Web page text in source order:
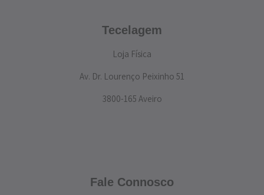
Tecelagem
Loja Física
Av. Dr. Lourenço Peixinho 51
3800-165 Aveiro
Fale Connosco